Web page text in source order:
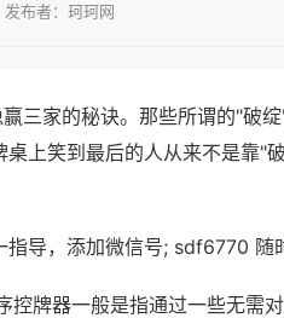
发布者：珂珂网
三家的秘诀。那些所谓的"破
上笑到最后的人从来不是靠"
导，添加微信号; sdf6770 随
控牌器一般是指通过一些无需